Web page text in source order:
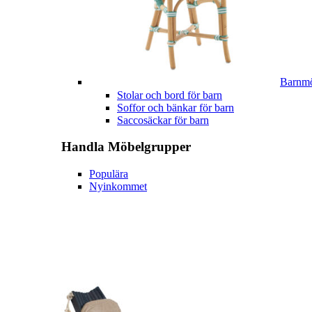
Stolar och bord för barn
Soffor och bänkar för barn
Saccosäckar för barn
Handla Möbelgrupper
Populära
Nyinkommet